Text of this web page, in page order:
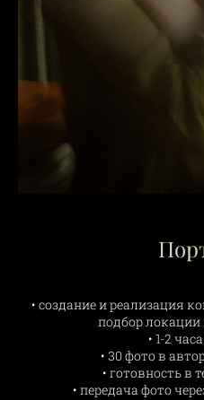
• создание и реализация
подбор локации
• 1-2
• 30 фото в
• готовность в
• передача фото